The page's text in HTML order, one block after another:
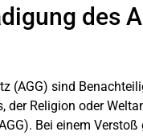
des
(AGG) sind
Religion oder
Bei einem Verstoß